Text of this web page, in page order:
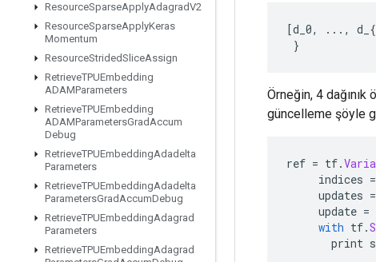
ResourceSparseApplyAdagradV2
ResourceSparseApplyKeras
Momentum
ResourceStridedSliceAssign
RetrieveTPUEmbedding
ADAMParameters
RetrieveTPUEmbedding
ADAMParametersGradAccum
Debug
RetrieveTPUEmbeddingAdadelta
Parameters
RetrieveTPUEmbeddingAdadelta
ParametersGradAccumDebug
RetrieveTPUEmbeddingAdagrad
Parameters
RetrieveTPUEmbeddingAdagrad
[d_0, ..., d_ {
}
Örneğin, 4
güncelleme şöyle
ref = tf.
indices =
updates =
update =
with tf.
print